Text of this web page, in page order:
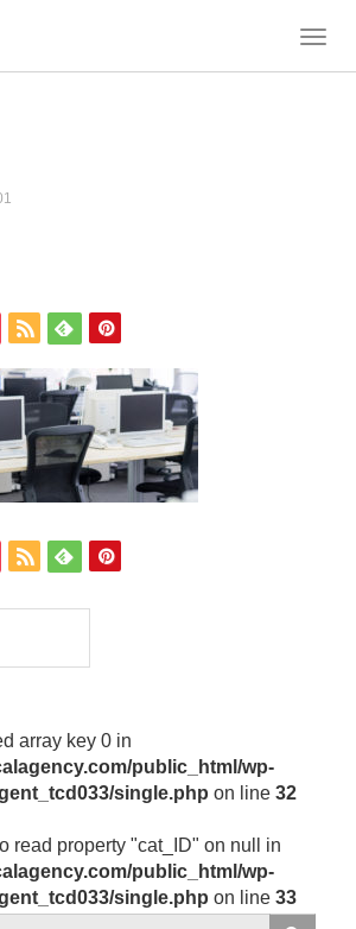
T
array key 0 in
public_html/wp-
single.php on line 32
read property "cat_ID" on null in
public_html/wp-
single.php on line 33